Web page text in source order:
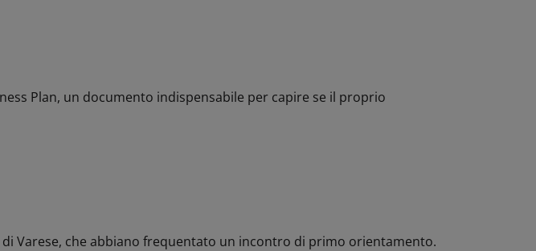
Plan, un documento indispensabile per capire se il proprio
Varese, che abbiano frequentato un incontro di primo orientamento.